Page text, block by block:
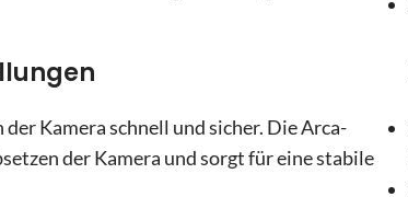
Kamera schnell und sicher. Die Arca-
der Kamera und sorgt für eine stabile